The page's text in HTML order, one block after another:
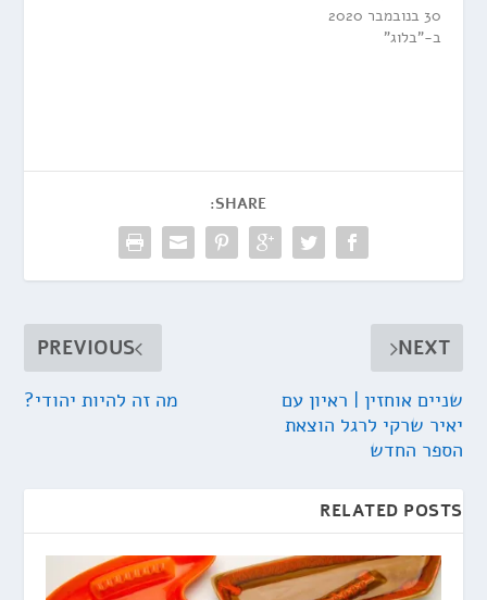
30 בנובמבר 2020
ב-"בלוג"
SHARE:
PREVIOUS
מה זה להיות יהודי?
NEXT
שניים אוחזין | ראיון עם
יאיר שרקי לרגל הוצאת
הספר החדש
RELATED POSTS